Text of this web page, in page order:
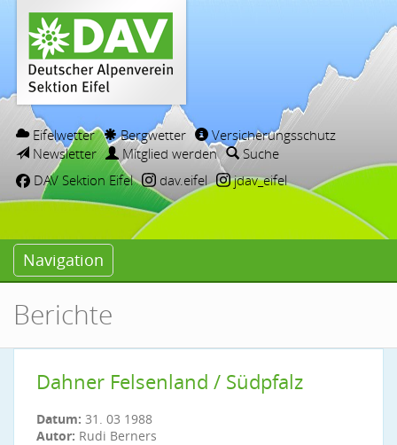
Eifelwetter Bergwetter
Versicherungsschutz
Newsletter
Mitglied werden
Suche
DAV Sektion Eifel
dav.eifel jdav_eifel
Navigation
Berichte
Dahner Felsenland / Südpfalz
Datum: 31. 03 1988
Autor: Rudi Berners